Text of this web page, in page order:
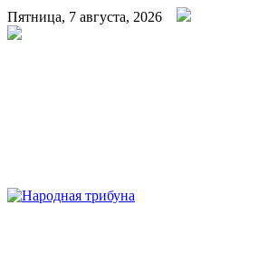
Пятница, 7 августа, 2026